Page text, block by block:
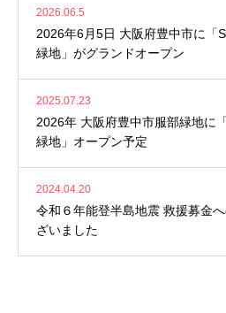
2026.06.5
2026年6月5日 大阪府豊中市に「
緑地」がグランドオープン
2025.07.23
2026年 大阪府豊中市服部緑地に
緑地」オープン予定
2024.04.20
令和６年能登半島地震 救援募金
ざいました